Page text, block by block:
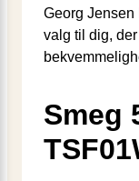
Georg Jensen
valg til dig,
Smeg